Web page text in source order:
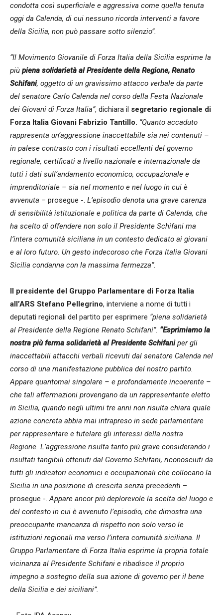
condotta così superficiale e aggressiva come quella tenuta
oggi da Calenda, di cui nessuno ricorda interventi a favore
della Sicilia, non può passare sotto silenzio”.
“Il Movimento Giovanile di Forza Italia della Sicilia esprime la
più piena solidarietà al Presidente della Regione, Renato
Schifani, oggetto di un gravissimo attacco verbale da parte
del senatore Carlo Calenda nel corso della Festa Nazionale
dei Giovani di Forza Italia”, dichiara il segretario regionale di
Forza Italia Giovani Fabrizio Tantillo. “Quanto accaduto
rappresenta un’aggressione inaccettabile sia nei contenuti –
in palese contrasto con i risultati eccellenti del governo
regionale, certificati a livello nazionale e internazionale da
tutti i dati sull’andamento economico, occupazionale e
imprenditoriale – sia nel momento e nel luogo in cui è
avvenuta – prosegue -. L’episodio denota una grave carenza
di sensibilità istituzionale e politica da parte di Calenda, che
ha scelto di offendere non solo il Presidente Schifani ma
l’intera comunità siciliana in un contesto dedicato ai giovani
e al loro futuro. Un gesto indecoroso che Forza Italia Giovani
Sicilia condanna con la massima fermezza”.
Il presidente del Gruppo Parlamentare di Forza Italia
all’ARS Stefano Pellegrino, interviene a nome di tutti i
deputati regionali del partito per esprimere “piena solidarietà
al Presidente della Regione Renato Schifani”. “Esprimiamo la
nostra più ferma solidarietà al Presidente Schifaniper gli
inaccettabili attacchi verbali ricevuti dal senatore Calenda nel
corso di una manifestazione pubblica del nostro partito.
Appare quantomai singolare – e profondamente incoerente –
che tali affermazioni provengano da un rappresentante eletto
in Sicilia, quando negli ultimi tre anni non risulta chiara quale
azione concreta abbia mai intrapreso in sede parlamentare
per rappresentare e tutelare gli interessi della nostra
Regione. L’aggressione risulta tanto più grave considerando i
risultati tangibili ottenuti dal Governo Schifani, riconosciuti da
tutti gli indicatori economici e occupazionali che collocano la
Sicilia in una posizione di crescita senza precedenti –
prosegue -.Appare ancor più deplorevole la scelta del luogo e
del contesto in cui è avvenuto l’episodio, che dimostra una
preoccupante mancanza di rispetto non solo verso le
istituzioni regionali ma verso l’intera comunità siciliana. Il
Gruppo Parlamentare di Forza Italia esprime la propria totale
vicinanza al Presidente Schifani e ribadisce il proprio
impegno a sostegno della sua azione di governo per il bene
della Sicilia e dei siciliani”.